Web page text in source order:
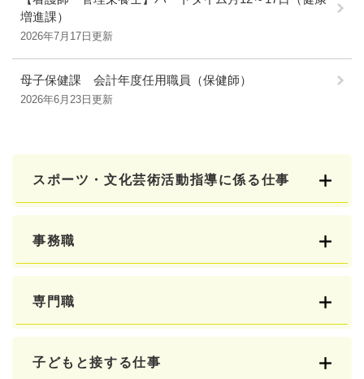
増進課）
2026年7月17日更新
母子保健課 会計年度任用職員（保健師）
2026年6月23日更新
スポーツ・文化芸術活動指導に係る仕事
事務職
専門職
子どもと接する仕事